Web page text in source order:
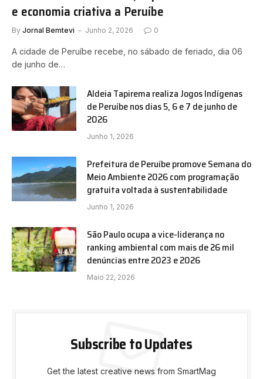
e economia criativa a Peruíbe
By Jornal Bemtevi Junho 2, 2026 0
A cidade de Peruíbe recebe, no sábado de feriado, dia 06
de junho de…
Aldeia Tapirema realiza Jogos Indígenas
de Peruíbe nos dias 5, 6 e 7 de junho de
2026
Junho 1, 2026
Prefeitura de Peruíbe promove Semana do
Meio Ambiente 2026 com programação
gratuita voltada à sustentabilidade
Junho 1, 2026
São Paulo ocupa a vice-liderança no
ranking ambiental com mais de 26 mil
denúncias entre 2023 e 2026
Maio 22, 2026
Subscribe to Updates
Get the latest creative news from SmartMag